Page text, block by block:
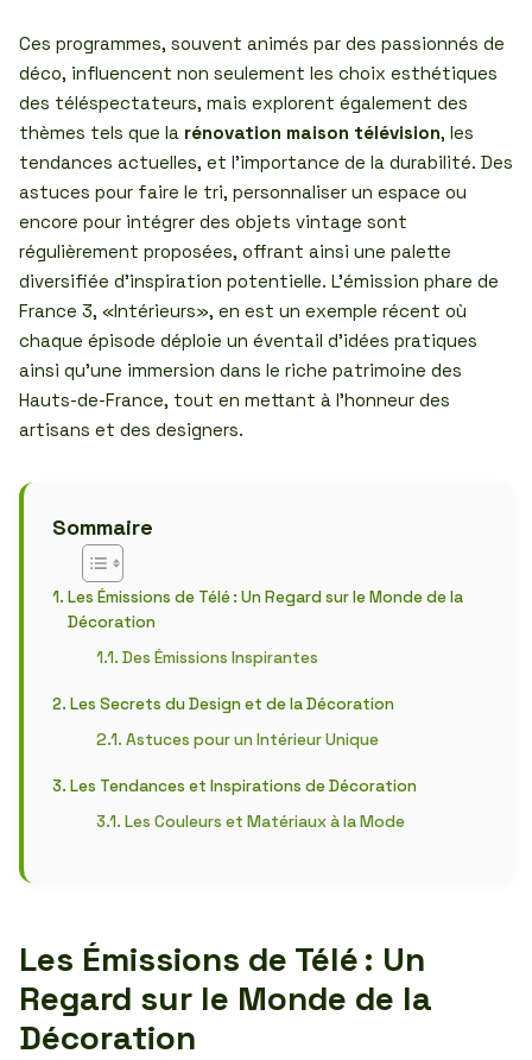
Ces programmes, souvent animés par des passionnés de
déco, influencent non seulement les choix esthétiques
des téléspectateurs, mais explorent également des
thèmes tels que la rénovation maison télévision, les
tendances actuelles, et l’importance de la durabilité. Des
astuces pour faire le tri, personnaliser un espace ou
encore pour intégrer des objets vintage sont
régulièrement proposées, offrant ainsi une palette
diversifiée d’inspiration potentielle. L’émission phare de
France 3, «Intérieurs», en est un exemple récent où
chaque épisode déploie un éventail d’idées pratiques
ainsi qu’une immersion dans le riche patrimoine des
Hauts-de-France, tout en mettant à l’honneur des
artisans et des designers.
Sommaire
Les Émissions de Télé : Un Regard sur le Monde de la
Décoration
Des Émissions Inspirantes
Les Secrets du Design et de la Décoration
Astuces pour un Intérieur Unique
Les Tendances et Inspirations de Décoration
Les Couleurs et Matériaux à la Mode
Les Émissions de Télé : Un
Regard sur le Monde de la
Décoration